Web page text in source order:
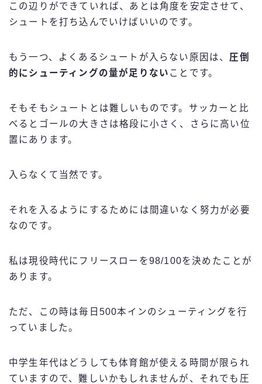
この辺りができていれば、あとは角度を安定させて、
シュートを打ち込んでいけばいいのです。
もう一つ、よくあるシュートが入らない原因は、 圧倒
的にシューティングの量が足りない ことです。
そもそもシュートとは難しいものです。サッカーと比
べるとゴールの大きさは格段に小さく、さらに高い位
置にあります。
入らなくて当然です。
それを入るようにするためには間違いなく努力が必要
なのです。
私は現役時代にフリースローを98/100を決めたことが
あります。
ただ、この時は毎日500本インのシューティングを行
っていました。
中学生年代はどうしても体育館が使える時間が限られ
ていますので、難しいかもしれませんが、それでも圧